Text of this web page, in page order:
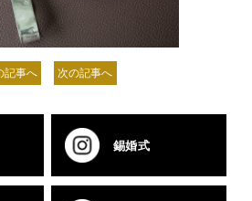
記事へ 次の記事へ
錫婚式